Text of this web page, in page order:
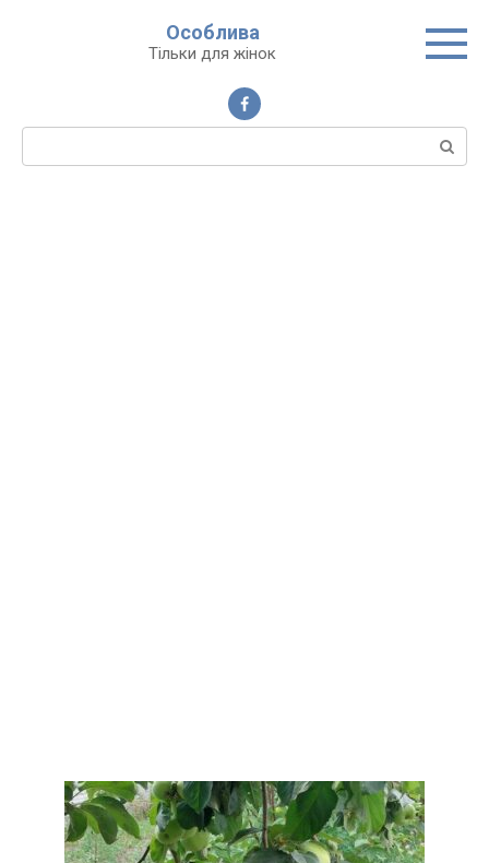
Особлива
Тільки для жінок
Пошук: